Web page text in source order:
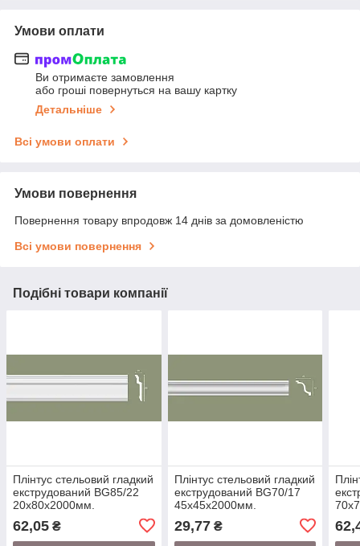
Умови оплати
Ви отримаєте замовлення
або гроші повернуться на вашу картку
Детальніше
Всі умови оплати
Умови повернення
Повернення товару впродовж 14 днів за домовленістю
Всі умови повернення
Подібні товари компанії
Плінтус стельовий гладкий
екструдований BG85/22
20х80х2000мм.
62,05 ₴
Плінтус стельовий гладкий
екструдований BG70/17
45х45х2000мм.
29,77₴